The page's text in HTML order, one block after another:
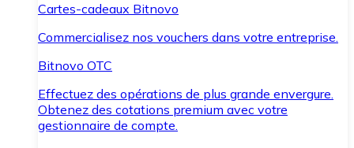
Cartes-cadeaux Bitnovo
Commercialisez nos vouchers dans votre entreprise.
Bitnovo OTC
Effectuez des opérations de plus grande envergure.
Obtenez des cotations premium avec votre
gestionnaire de compte.